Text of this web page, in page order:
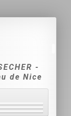
-
de Nice